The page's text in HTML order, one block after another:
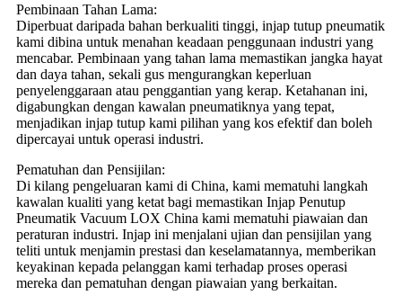
Pembinaan Tahan Lama:
Diperbuat daripada bahan berkualiti tinggi, injap tutup pneumatik
kami dibina untuk menahan keadaan penggunaan industri yang
mencabar. Pembinaan yang tahan lama memastikan jangka hayat
dan daya tahan, sekali gus mengurangkan keperluan
penyelenggaraan atau penggantian yang kerap. Ketahanan ini,
digabungkan dengan kawalan pneumatiknya yang tepat,
menjadikan injap tutup kami pilihan yang kos efektif dan boleh
dipercayai untuk operasi industri.
Pematuhan dan Pensijilan:
Di kilang pengeluaran kami di China, kami mematuhi langkah
kawalan kualiti yang ketat bagi memastikan Injap Penutup
Pneumatik Vacuum LOX China kami mematuhi piawaian dan
peraturan industri. Injap ini menjalani ujian dan pensijilan yang
teliti untuk menjamin prestasi dan keselamatannya, memberikan
keyakinan kepada pelanggan kami terhadap proses operasi
mereka dan pematuhan dengan piawaian yang berkaitan.